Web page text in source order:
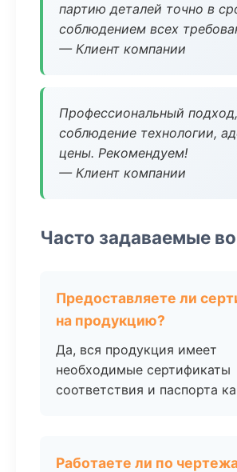
партию деталей точно в
соблюдением всех
— Клиент компании
Профессиональный подход,
соблюдение технологии,
цены. Рекомендуем!
— Клиент компании
Часто задаваемые
Предоставляете ли
на продукцию?
Да, вся продукция имеет
необходимые сертификаты
соответствия и паспорта
Работаете ли по